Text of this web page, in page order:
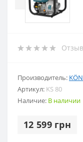
Производитель:
Артикул: KS 80
Наличие: В наличии
12 599 грн